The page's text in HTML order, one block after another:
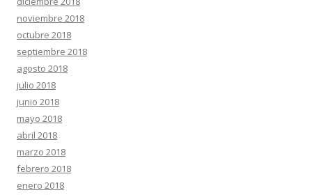
noviembre 2018
octubre 2018
septiembre 2018
agosto 2018
julio 2018
junio 2018
mayo 2018
abril 2018
marzo 2018
febrero 2018
enero 2018